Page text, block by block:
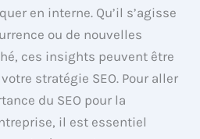
en interne. Qu’il s’agisse
ou de nouvelles
ces insights peuvent être
stratégie SEO. Pour aller
du SEO pour la
il est essentiel